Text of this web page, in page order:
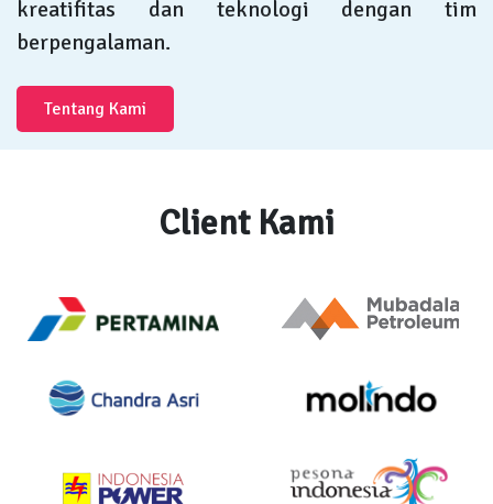
kreatifitas dan teknologi dengan tim
berpengalaman.
Tentang Kami
Client Kami